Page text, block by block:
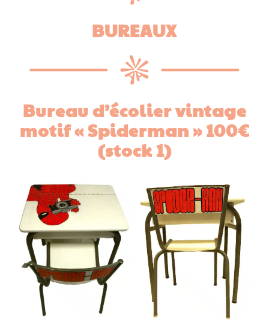
BUREAUX
Bureau d’écolier vintage
motif « Spiderman » 100€
(stock 1)